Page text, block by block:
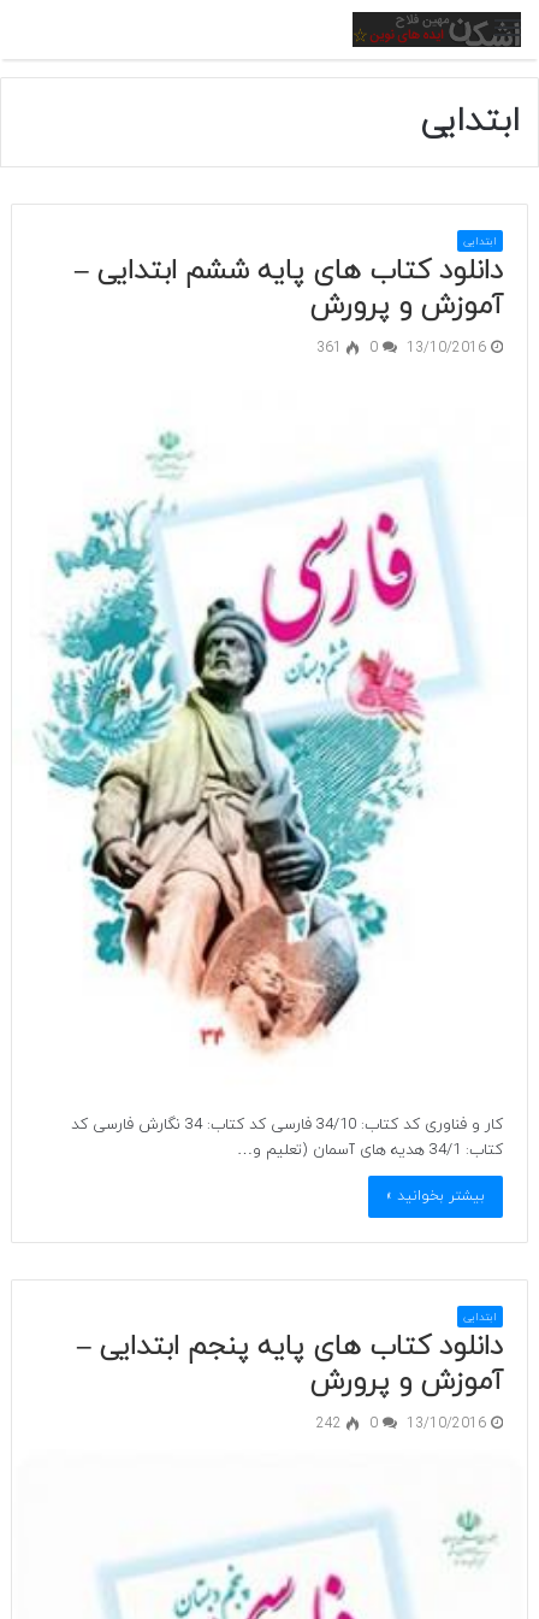
منو
ابتدایی
ابتدایی
دانلود کتاب های پایه ششم ابتدایی –
آموزش و پرورش
13/10/2016
0
361
کار و فناوری کد کتاب: 34/10 فارسی کد کتاب: 34 نگارش فارسی کد
کتاب: 34/1 هدیه های آسمان (تعلیم و…
بیشتر بخوانید »
ابتدایی
دانلود کتاب های پایه پنجم ابتدایی –
آموزش و پرورش
13/10/2016
0
242